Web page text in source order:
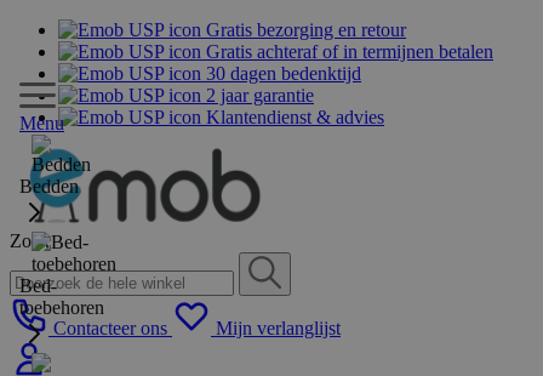
Gratis bezorging en retour
Gratis achteraf of in termijnen betalen
30 dagen bedenktijd
2 jaar garantie
Klantendienst & advies
Zoek
Contacteer ons Mijn verlanglijst
Menu
Bedden
Bed-
toebehoren